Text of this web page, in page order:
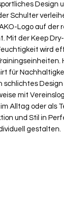
Design
Schulter
Logo auf der
Mit der Keep
wird
für
schlichtes
mit
Alltag oder als
und Stil in
gestalten.